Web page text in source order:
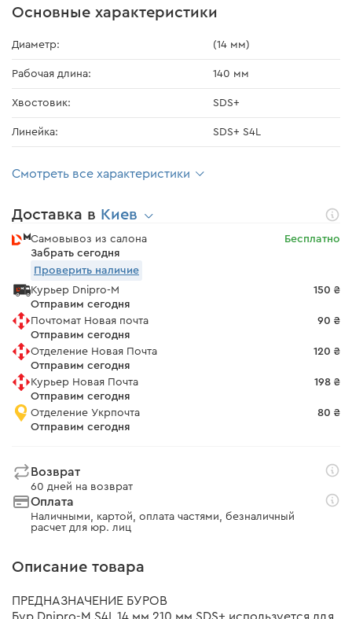
Основные характеристики
Диаметр: (14 мм)
Рабочая длина: 140 мм
Хвостовик: SDS+
Линейка: SDS+ S4L
Смотреть все характеристики
Доставка в Киев
Самовывоз из салона
Забрать сегодня
Бесплатно
Проверить наличие
Курьер Dnipro-M
Отправим сегодня
150 ₴
Почтомат Новая почта
Отправим сегодня
90 ₴
Отделение Новая Почта
Отправим сегодня
120 ₴
Курьер Новая Почта
Отправим сегодня
198 ₴
Отделение Укрпочта
Отправим сегодня
80 ₴
Возврат
60 дней на возврат
Оплата
Наличными, картой, оплата частями, безналичный
расчет для юр. лиц
Описание товара
ПРЕДНАЗНАЧЕНИЕ БУРОВ